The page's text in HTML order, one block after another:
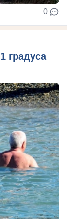
0
градуса